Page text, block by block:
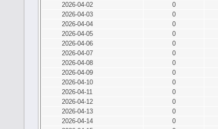
2026-04-02
0
2026-04-03
0
2026-04-04
0
2026-04-05
0
2026-04-06
0
2026-04-07
0
2026-04-08
0
2026-04-09
0
2026-04-10
0
2026-04-11
0
2026-04-12
0
2026-04-13
0
2026-04-14
0